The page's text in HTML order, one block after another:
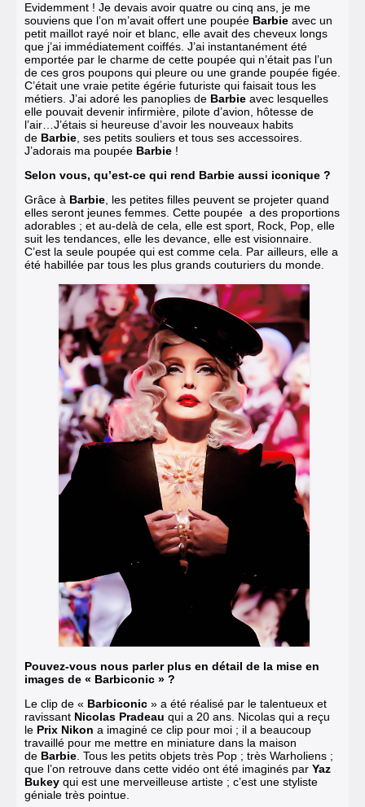
Evidemment ! Je devais avoir quatre ou cinq ans, je me
souviens que l’on m’avait offert une poupée Barbie avec un
petit maillot rayé noir et blanc, elle avait des cheveux longs
que j’ai immédiatement coiffés. J’ai instantanément été
emportée par le charme de cette poupée qui n’était pas l’un
de ces gros poupons qui pleure ou une grande poupée figée.
C’était une vraie petite égérie futuriste qui faisait tous les
métiers. J’ai adoré les panoplies de Barbie avec lesquelles
elle pouvait devenir infirmière, pilote d’avion, hôtesse de
l’air…J’étais si heureuse d’avoir les nouveaux habits
de Barbie , ses petits souliers et tous ses accessoires.
J’adorais ma poupée Barbie !
Selon vous, qu’est-ce qui rend Barbie aussi iconique ?
Grâce à Barbie , les petites filles peuvent se projeter quand
elles seront jeunes femmes. Cette poupée a des proportions
adorables ; et au-delà de cela, elle est sport, Rock, Pop, elle
suit les tendances, elle les devance, elle est visionnaire.
C’est la seule poupée qui est comme cela. Par ailleurs, elle a
été habillée par tous les plus grands couturiers du monde.
Pouvez-vous nous parler plus en détail de la mise en
images de « Barbiconic » ?
Le clip de « Barbiconic » a été réalisé par le talentueux et
ravissant Nicolas Pradeau qui a 20 ans. Nicolas qui a reçu
le Prix Nikon a imaginé ce clip pour moi ; il a beaucoup
travaillé pour me mettre en miniature dans la maison
de Barbie . Tous les petits objets très Pop ; très Warholiens ;
que l’on retrouve dans cette vidéo ont été imaginés par Yaz
Bukey qui est une merveilleuse artiste ; c’est une styliste
géniale très pointue.